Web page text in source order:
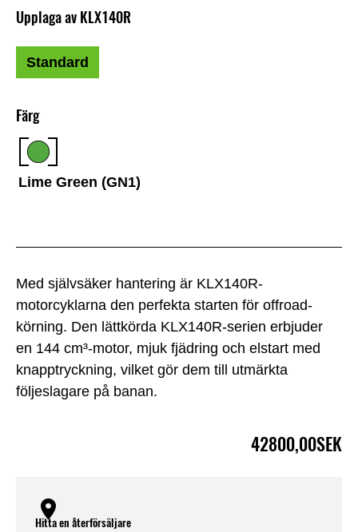
Med självsäker hantering är KLX140R-
motorcyklarna den perfekta starten för offroad-
körning. Den lättkörda KLX140R-serien erbjuder
en 144 cm³-motor, mjuk fjädring och elstart med
knapptryckning, vilket gör dem till utmärkta
följeslagare på banan.
42800,00SEK
Färg
Lime Green (GN1)
Upplaga av KLX140R
Standard
Hitta en återförsäljare